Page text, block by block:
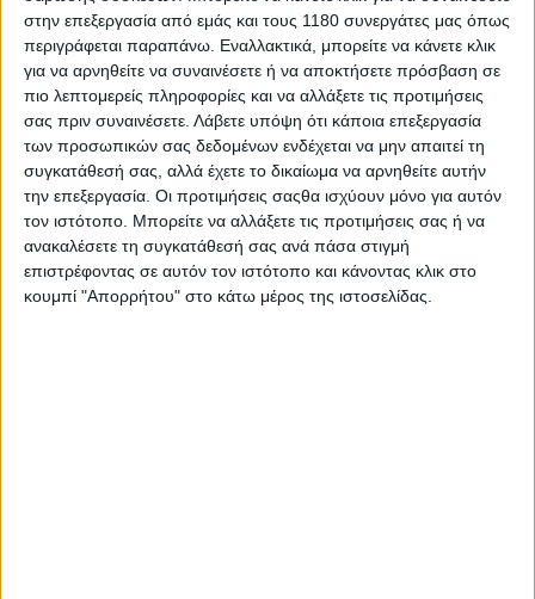
στην επεξεργασία από εμάς και τους 1180 συνεργάτες μας όπως
περιγράφεται παραπάνω. Εναλλακτικά, μπορείτε να κάνετε κλικ
για να αρνηθείτε να συναινέσετε ή να αποκτήσετε πρόσβαση σε
πιο λεπτομερείς πληροφορίες και να αλλάξετε τις προτιμήσεις
σας πριν συναινέσετε. Λάβετε υπόψη ότι κάποια επεξεργασία
των προσωπικών σας δεδομένων ενδέχεται να μην απαιτεί τη
συγκατάθεσή σας, αλλά έχετε το δικαίωμα να αρνηθείτε αυτήν
την επεξεργασία. Οι προτιμήσεις σαςθα ισχύουν μόνο για αυτόν
τον ιστότοπο. Μπορείτε να αλλάξετε τις προτιμήσεις σας ή να
ανακαλέσετε τη συγκατάθεσή σας ανά πάσα στιγμή
επιστρέφοντας σε αυτόν τον ιστότοπο και κάνοντας κλικ στο
κουμπί "Απορρήτου" στο κάτω μέρος της ιστοσελίδας.